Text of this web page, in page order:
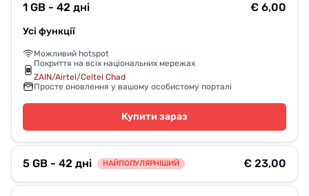
1 GB - 42 дні € 6,00
Усі функції
Можливий hotspot
Покриття на всіх національних мережах
ZAIN/Airtel/Celtel Chad
Просте оновлення у вашому особистому порталі
Купити зараз
5 GB - 42 дні НАЙПОПУЛЯРНІШИЙ € 23,00